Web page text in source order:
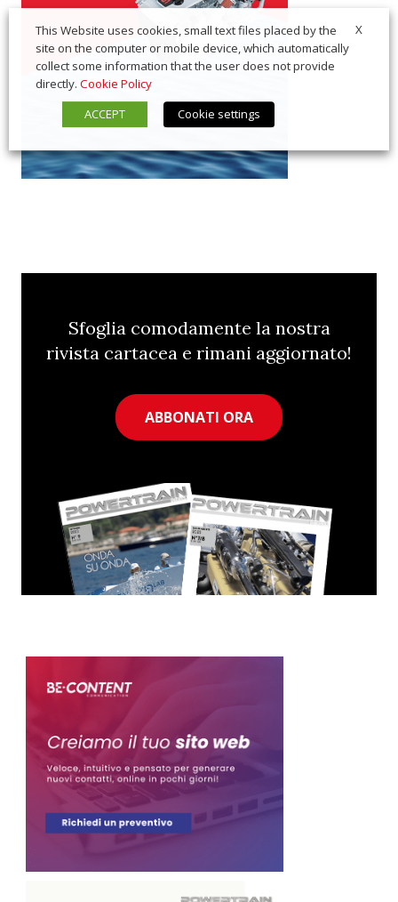
Sfoglia comodamente la nostra
rivista cartacea e rimani aggiornato!
ABBONATI ORA
X
This Website uses cookies, small text files placed by the
site on the computer or mobile device, which automatically
collect some information that the user does not provide
directly. Cookie Policy
ACCEPT
Cookie settings